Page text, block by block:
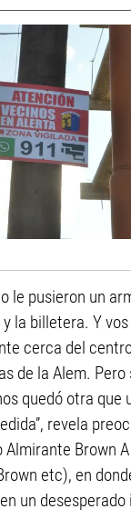
le pusieron un
la billetera. Y
cerca del
de la Alem. Pero
quedó otra que
revela
Brown
etc), en
un